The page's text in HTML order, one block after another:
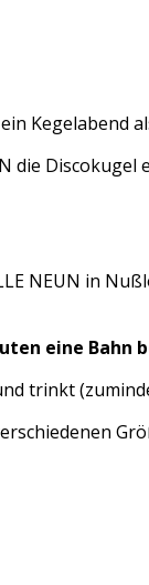
Kegelabend
die
NEUN in
eine Bahn
trinkt